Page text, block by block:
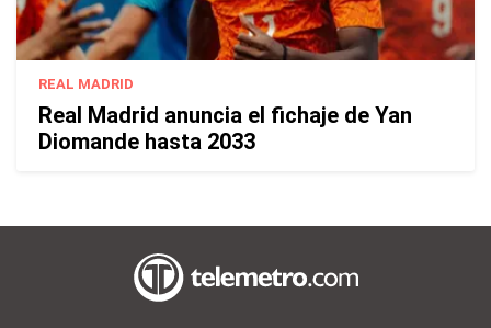
REAL MADRID
Real Madrid anuncia el fichaje de Yan
Diomande hasta 2033